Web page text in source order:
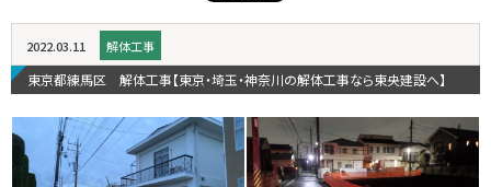
2022.03.11 解体工事
東京都練馬区 解体工事【東京・埼玉・神奈川の解体工事なら東央建設へ】